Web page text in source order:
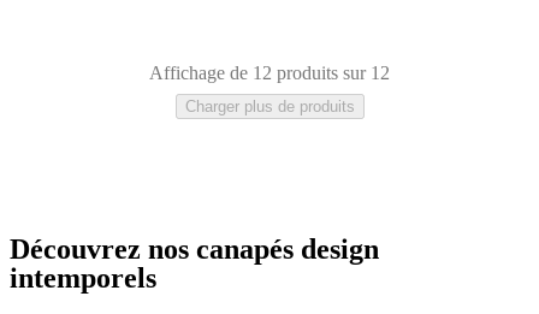
Affichage de 12 produits sur 12
Charger plus de produits
BlancTissuMétalCuirChêneBoisAluminiumLaqué
Découvrez nos canapés design
intemporels